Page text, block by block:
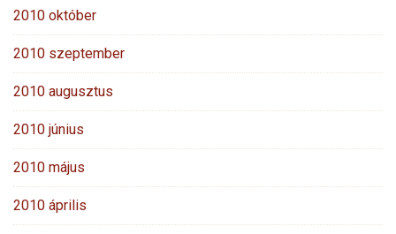
2010 október
2010 szeptember
2010 augusztus
2010 június
2010 május
2010 április